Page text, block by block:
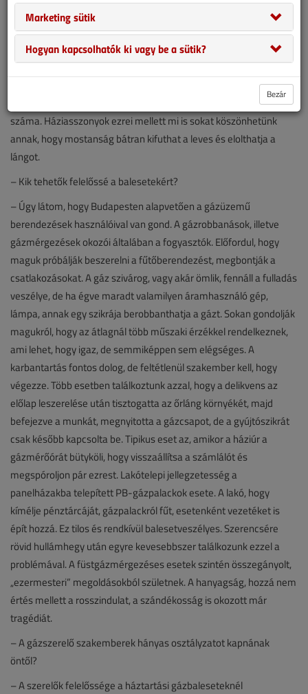
– Ezredes úr, valóban több a baleset?
– Állítom, hogy nem. Manapság az új, modern gázkészülékek
meglehetősen nagy biztonságot nyújtanak. Az őrlángos, de még
inkább az ionizációs cirkók, a tűzhelyek miatt csökkent a balesetek
száma. Háziasszonyok ezrei mellett mi is sokat köszönhetünk
annak, hogy mostanság bátran kifuthat a leves és elolthatja a
lángot.
– Kik tehetők felelőssé a balesetekért?
– Úgy látom, hogy Budapesten alapvetően a gázüzemű
berendezések használóival van gond. A gázrobbanások, illetve
gázmérgezések okozói általában a fogyasztók. Előfordul, hogy
maguk próbálják beszerelni a fűtőberendezést, megbontják a
csatlakozásokat. A gáz szivárog, vagy akár ömlik, fennáll a fulladás
veszélye, de ha égve maradt valamilyen áramhasználó gép,
lámpa, annak egy szikrája berobbanthatja a gázt. Sokan gondolják
magukról, hogy az átlagnál több műszaki érzékkel rendelkeznek,
ami lehet, hogy igaz, de semmiképpen sem elégséges. A
karbantartás fontos dolog, de feltétlenül szakember kell, hogy
végezze. Több esetben találkoztunk azzal, hogy a delikvens az
előlap leszerelése után tisztogatta az őrláng környékét, majd
befejezve a munkát, megnyitotta a gázcsapot, de a gyújtószikrát
csak később kapcsolta be. Tipikus eset az, amikor a háziúr a
gázmérőórát bütyköli, hogy visszaállítsa a számlálót és
megspóroljon pár ezrest. Lakótelepi jellegzetesség a
panelházakba telepített PB-gázpalackok esete. A lakó, hogy
kímélje pénztárcáját, gázpalackról fűt, esetenként vezetéket is
épít hozzá. Ez tilos és rendkívül balesetveszélyes. Szerencsére
rövid hullámhegy után egyre kevesebbszer találkozunk ezzel a
problémával. A füstgázmérgezéses esetek szintén összegányolt,
„ezermesteri” megoldásokból születnek. A hanyagság, hozzá nem
értés mellett a rosszindulat, a szándékosság is okozott már
tragédiát.
– A gázszerelő szakemberek hányas osztályzatot kapnának
öntől?
– A szerelők felelőssége a háztartási gázbaleseteknél
Marketing sütik
Hogyan kapcsolhatók ki vagy be a sütik?
Bezár